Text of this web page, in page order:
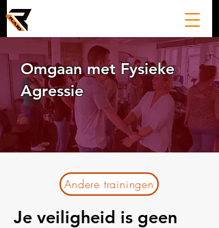
Omgaan met Fysieke
Agressie
Andere trainingen
Je veiligheid is geen